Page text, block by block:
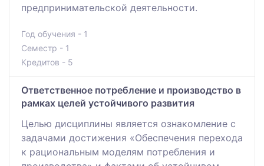
предпринимательской деятельности.
Год обучения - 1
Семестр - 1
Кредитов - 5
Ответственное потребление и производство в
рамках целей устойчивого развития
Целью дисциплины является ознакомление с
задачами достижения «Обеспечения перехода
к рациональным моделям потребления и